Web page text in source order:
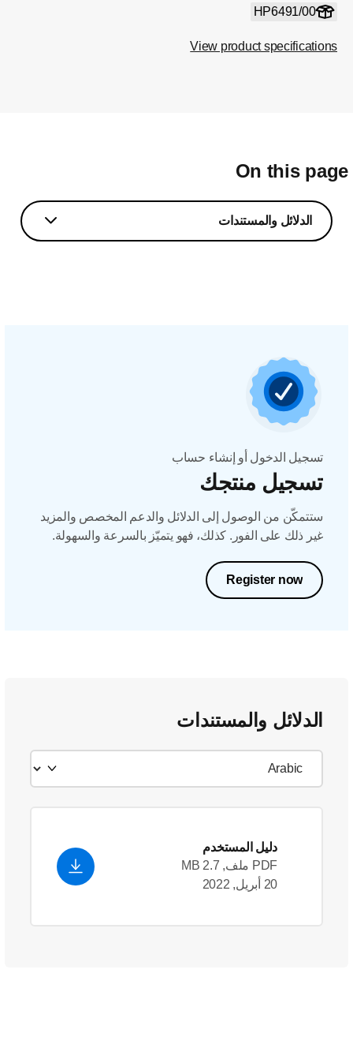
HP6491/00
View product specifications
On this
الدلائل والمستندات
تسجيل الدخول أو إنشاء حساب
تسجيل منتجك
ستتمكّن من الوصول إلى الدلائل والدعم المخصص والمزيد
غير ذلك على الفور. كذلك، فهو يتميّز بالسرعة والسهولة.
Register now
الدلائل والمستندات
دليل المستخدم
PDF ملف, 2.7 MB
20 أبريل, 2022